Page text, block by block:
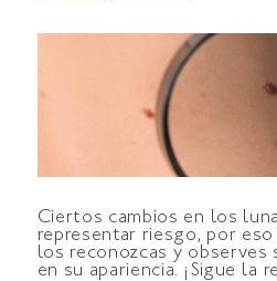
Ciertos cambios en los
representar riesgo, por
los reconozcas y observes
en su apariencia. ¡Sigue la